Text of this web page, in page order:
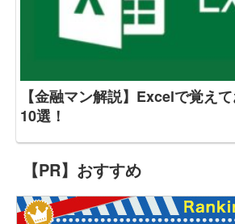
【金融マン解説】Excelで覚え
10選！
【PR】おすすめ